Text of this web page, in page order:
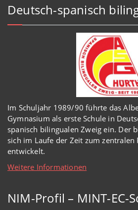
Deutsch-spanisch
Im Schuljahr 1989/90 führte das
Gymnasium als erste Schule in
spanisch bilingualen Zweig ein. Der
sich im Laufe der Zeit zum
entwickelt.
Weitere Informationen
NIM-Profil – MINT-EC-